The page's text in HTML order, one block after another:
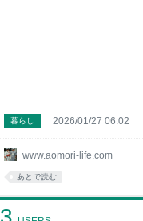
www.aomori-life.com
暮らし 2026/01/27 06:02
あとで読む